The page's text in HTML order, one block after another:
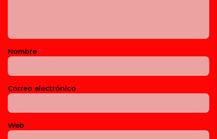
Nombre *
Correo electrónico *
Web